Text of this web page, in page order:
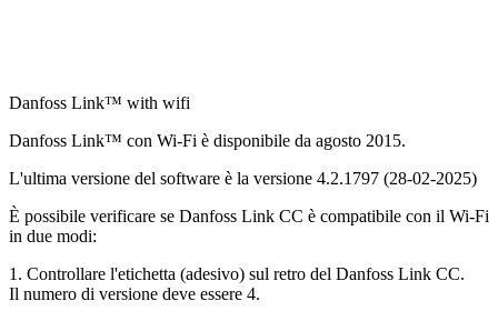
Danfoss Link™ with wifi
Danfoss Link™ con Wi-Fi è disponibile da agosto 2015.
L'ultima versione del software è la versione 4.2.1797 (28-02-2025)
È possibile verificare se Danfoss Link CC è compatibile con il Wi-Fi
in due modi:
1. Controllare l'etichetta (adesivo) sul retro del Danfoss Link CC.
Il numero di versione deve essere 4.